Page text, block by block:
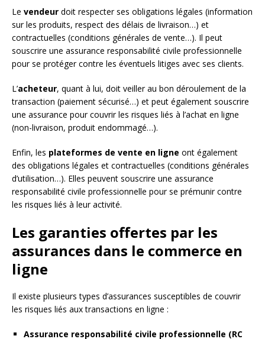
Le vendeur doit respecter ses obligations légales (information
sur les produits, respect des délais de livraison…) et
contractuelles (conditions générales de vente…). Il peut
souscrire une assurance responsabilité civile professionnelle
pour se protéger contre les éventuels litiges avec ses clients.
L’acheteur, quant à lui, doit veiller au bon déroulement de la
transaction (paiement sécurisé…) et peut également souscrire
une assurance pour couvrir les risques liés à l’achat en ligne
(non-livraison, produit endommagé…).
Enfin, les plateformes de vente en ligne ont également
des obligations légales et contractuelles (conditions générales
d’utilisation…). Elles peuvent souscrire une assurance
responsabilité civile professionnelle pour se prémunir contre
les risques liés à leur activité.
Les garanties offertes par les
assurances dans le commerce en
ligne
Il existe plusieurs types d’assurances susceptibles de couvrir
les risques liés aux transactions en ligne :
Assurance responsabilité civile professionnelle (RC